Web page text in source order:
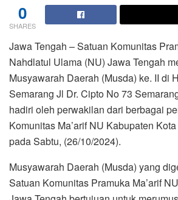
0
SHARES
Jawa Tengah – Satuan Komunitas
Nahdlatul Ulama (NU) Jawa Tengah
Musyawarah Daerah (Musda) ke. II di
Semarang Jl Dr. Cipto No 73
hadiri oleh perwakilan dari berbagai
Komunitas Ma’arif NU Kabupaten
pada Sabtu, (26/10/2024).
Musyawarah Daerah (Musda) yang
Satuan Komunitas Pramuka Ma’arif